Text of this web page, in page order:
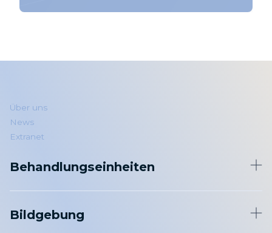
Behandlungseinheiten
Hygiene
Bildgebung
Über uns
News
Extranet